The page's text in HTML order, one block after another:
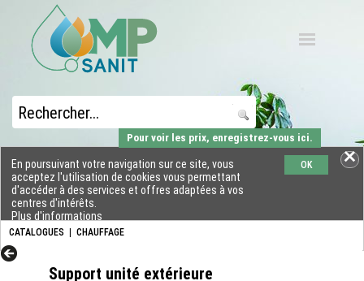
CATALOGUES CHAUFFAGE
En poursuivant votre navigation sur ce site, vous
acceptez l'utilisation de cookies vous permettant
d'accéder à des services et offres adaptées à vos
centres d'intérêts.
Plus d'informations
OK
Pour voir les prix, enregistrez-vous ici.